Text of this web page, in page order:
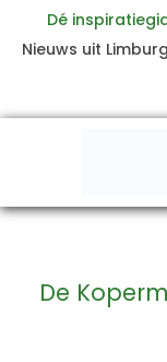
inhoud
Dé
Nieuws uit Limburg
De